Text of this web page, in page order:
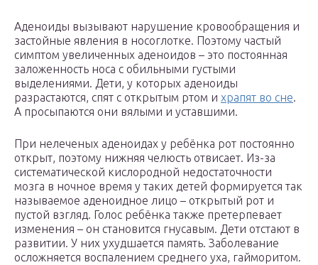
Аденоиды вызывают нарушение кровообращения и
застойные явления в носоглотке. Поэтому частый
симптом увеличенных аденоидов – это постоянная
заложенность носа с обильными густыми
выделениями. Дети, у которых аденоиды
разрастаются, спят с открытым ртом и храпят во сне.
А просыпаются они вялыми и уставшими.
При нелеченых аденоидах у ребёнка рот постоянно
открыт, поэтому нижняя челюсть отвисает. Из-за
систематической кислородной недостаточности
мозга в ночное время у таких детей формируется так
называемое аденоидное лицо – открытый рот и
пустой взгляд. Голос ребёнка также претерпевает
изменения – он становится гнусавым. Дети отстают в
развитии. У них ухудшается память. Заболевание
осложняется воспалением среднего уха, гайморитом.